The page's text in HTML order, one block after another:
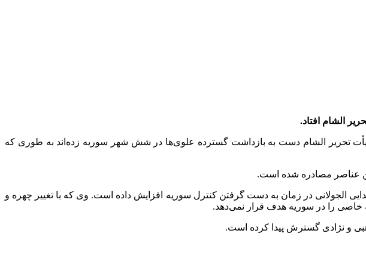
الشام افتاد.
هیأت تحریر الشام دست به بازداشت گسترده علوی‌ها در شش شهر سوریه زده‌اند به طوری که
الجولانی در زمان به دست گرفتن کنترل سوریه افزایش داده است. وی که با تغییر چهره و
خاصی را در سوریه هدف قرار نمی‌دهد.
و نژادی گسترش پیدا کرده است.